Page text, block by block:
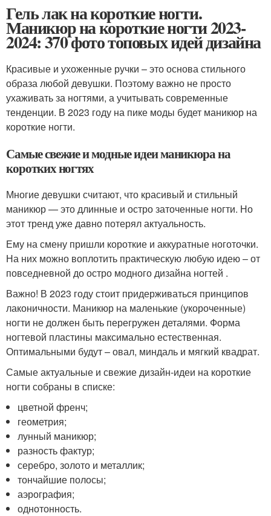
Гель лак на короткие ногти.
Маникюр на короткие ногти 2023-
2024: 370 фото топовых идей дизайна
Красивые и ухоженные ручки – это основа стильного
образа любой девушки. Поэтому важно не просто
ухаживать за ногтями, а учитывать современные
тенденции. В 2023 году на пике моды будет маникюр на
короткие ногти.
Самые свежие и модные идеи маникюра на
коротких ногтях
Многие девушки считают, что красивый и стильный
маникюр — это длинные и остро заточенные ногти. Но
этот тренд уже давно потерял актуальность.
Ему на смену пришли короткие и аккуратные ноготочки.
На них можно воплотить практическую любую идею – от
повседневной до остро модного дизайна ногтей .
Важно! В 2023 году стоит придерживаться принципов
лаконичности. Маникюр на маленькие (укороченные)
ногти не должен быть перегружен деталями. Форма
ногтевой пластины максимально естественная.
Оптимальными будут – овал, миндаль и мягкий квадрат.
Самые актуальные и свежие дизайн-идеи на короткие
ногти собраны в списке:
цветной френч;
геометрия;
лунный маникюр;
разность фактур;
серебро, золото и металлик;
тончайшие полосы;
аэрография;
однотонность.